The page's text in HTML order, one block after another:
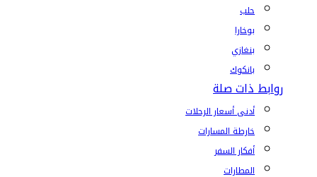
حلب
بوخارا
بنغازي
بانكوك
روابط ذات صلة
أدنى أسعار الرحلات
خارطة المسارات
أفكار السفر
المطارات